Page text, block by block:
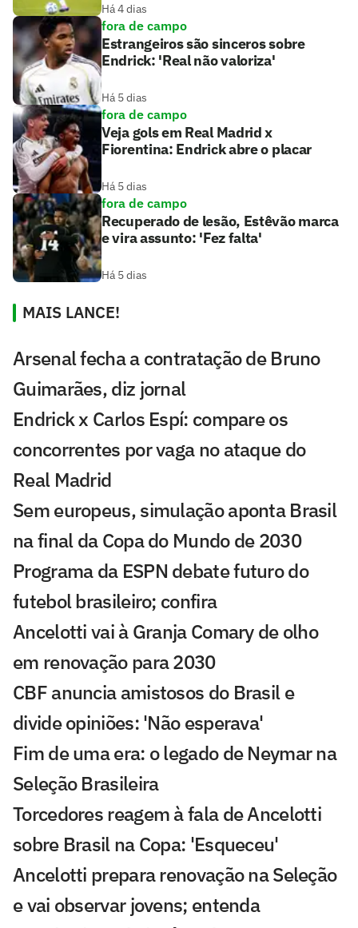
Há 4 dias
fora de campo
Estrangeiros são sinceros sobre
Endrick: 'Real não valoriza'
Há 5 dias
fora de campo
Veja gols em Real Madrid x
Fiorentina: Endrick abre o placar
Há 5 dias
fora de campo
Recuperado de lesão, Estêvão marca
e vira assunto: 'Fez falta'
Há 5 dias
MAIS LANCE!
Arsenal fecha a contratação de Bruno
Guimarães, diz jornal
Endrick x Carlos Espí: compare os
concorrentes por vaga no ataque do
Real Madrid
Sem europeus, simulação aponta Brasil
na final da Copa do Mundo de 2030
Programa da ESPN debate futuro do
futebol brasileiro; confira
Ancelotti vai à Granja Comary de olho
em renovação para 2030
CBF anuncia amistosos do Brasil e
divide opiniões: 'Não esperava'
Fim de uma era: o legado de Neymar na
Seleção Brasileira
Torcedores reagem à fala de Ancelotti
sobre Brasil na Copa: 'Esqueceu'
Ancelotti prepara renovação na Seleção
e vai observar jovens; entenda